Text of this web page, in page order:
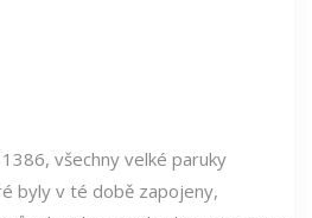
všechny velké paruky
byly v té době zapojeny,